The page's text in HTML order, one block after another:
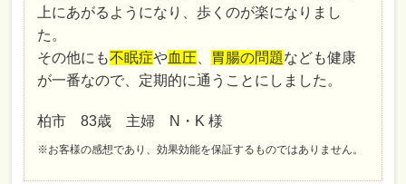
上にあがるようになり、歩くのが楽になりまし
た。
その他にも不眠症や血圧 胃腸の問題なども健康
が一番なので、定期的に通うことにしました。
柏市 83歳 主婦 N・K 様
※お客様の感想であり、効果効能を保証するものではありません。